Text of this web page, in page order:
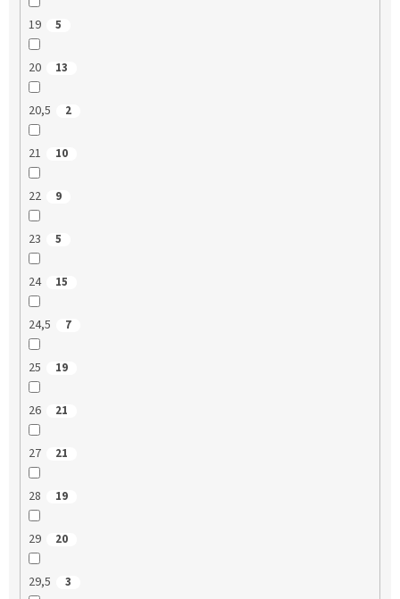
19 5
20 13
20,5 2
21 10
22 9
23 5
24 15
24,5 7
25 19
26 21
27 21
28 19
29 20
29,5 3